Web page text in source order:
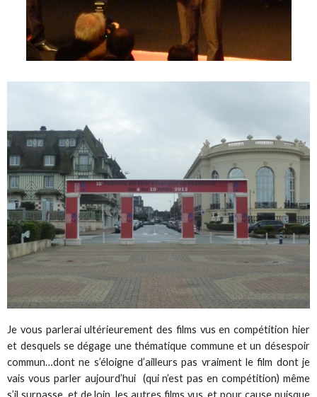
Je vous parlerai ultérieurement des films vus en compétition hier
et desquels se dégage une thématique commune et un désespoir
commun…dont ne s’éloigne d’ailleurs pas vraiment le film dont je
vais vous parler aujourd’hui (qui n’est pas en compétition) même